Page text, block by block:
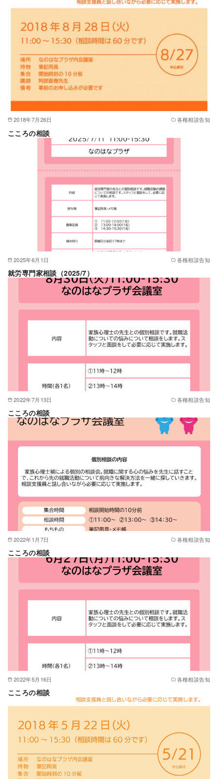
2018年7月26日 各種相談告知
こころの相談
2025年6月1日 各種相談告知
就労専門家相談（2025/7）
2022年7月13日 各種相談告知
こころの相談
2022年1月7日 各種相談告知
こころの相談
2022年5月16日 各種相談告知
こころの相談